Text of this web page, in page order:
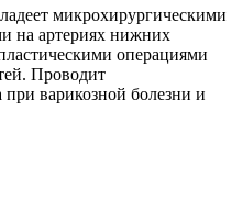
микрохирургическими
на артериях нижних
операциями
Проводит
варикозной болезни и